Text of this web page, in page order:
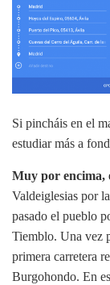
Si pincháis en el
estudiar más a
Muy por encima,
Valdeiglesias por
pasado el pueblo
Tiemblo. Una vez
primera carretera
Burgohondo. En